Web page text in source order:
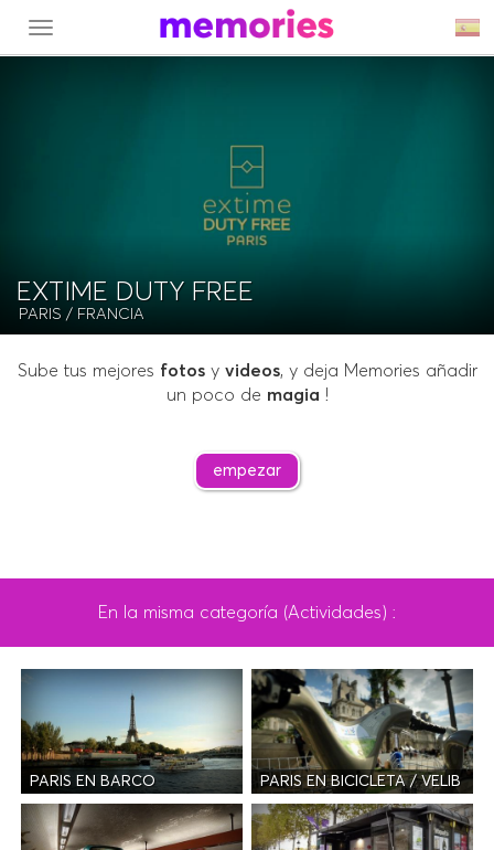
MENU
EXTIME DUTY FREE
PARIS / FRANCIA
Sube tus mejores fotosy videos, y deja Memories añadir
un poco de magia !
empezar
En la misma categoría (Actividades) :
PARIS EN BARCO PARIS EN BICICLETA / VELIB